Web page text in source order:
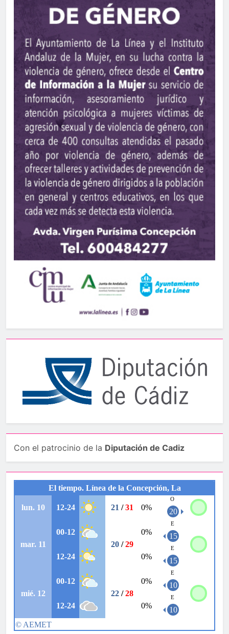
Con el patrocinio de la Diputación de Cadiz